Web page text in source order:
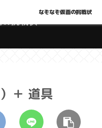
挑戦状
＋ 道具
なぞなぞ仮面の挑戦状